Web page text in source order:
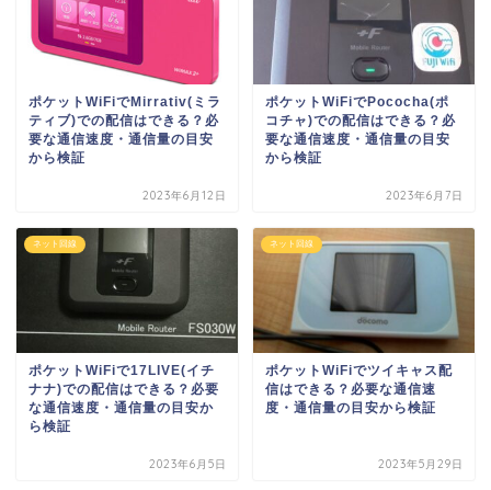
ポケットWiFiでMirrativ(ミラ
ティブ)での配信はできる？必
要な通信速度・通信量の目安
から検証
2023年6月12日
ポケットWiFiでPococha(ポ
コチャ)での配信はできる？必
要な通信速度・通信量の目安
から検証
2023年6月7日
ネット回線
ポケットWiFiで17LIVE(イチ
ナナ)での配信はできる？必要
な通信速度・通信量の目安か
ら検証
2023年6月5日
ネット回線
ポケットWiFiでツイキャス配
信はできる？必要な通信速
度・通信量の目安から検証
2023年5月29日